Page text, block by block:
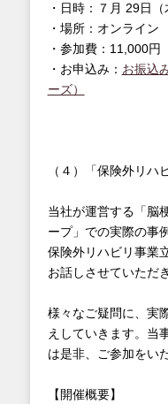
・日時：７月 29日
・場所：オンライン
・参加費：11,000円
・お申込み： お振込
ーズ）
（４）「保険外リハ
当社が運営する「脳
ープ」での実際の事
保険外リハビリ事業
お話しさせていただ
様々なご疑問に、実
えしていきます。当
は是非、ご参加をい
【開催概要】